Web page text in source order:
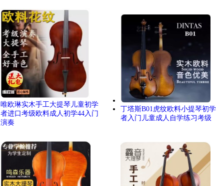
唯欧琳实木手工大提琴儿童初学
者进口考级欧料成人初学44入门
演奏
丁塔斯B01虎纹欧料小提琴初学
者入门儿童成人自学练习考级